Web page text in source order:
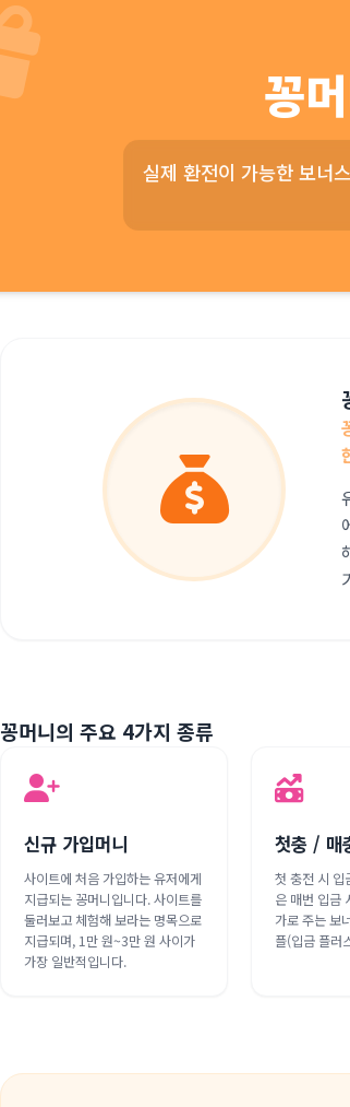
꽁
실제 환전이 가능한 보너
꽁머니의 주요 4가지 종류
신규 가입머니
사이트에 처음 가입하는 유저에게
지급되는 꽁머니입니다. 사이트를
둘러보고 체험해 보라는 명목으로
지급되며, 1만 원~3만 원 사이가
가장 일반적입니다.
첫충 / 매
첫 충전 시
은 매번 입금
가로 주는 보
플(입금 플러